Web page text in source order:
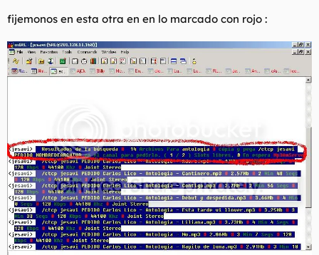
fijemonos en esta otra en en lo marcado con rojo :